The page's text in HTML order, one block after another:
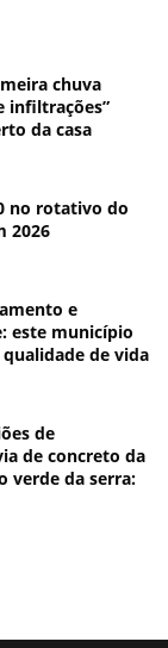
chuva
infiltrações”
da casa
no rotativo do
2026
e
este município
de vida
de
de concreto da
verde da serra: